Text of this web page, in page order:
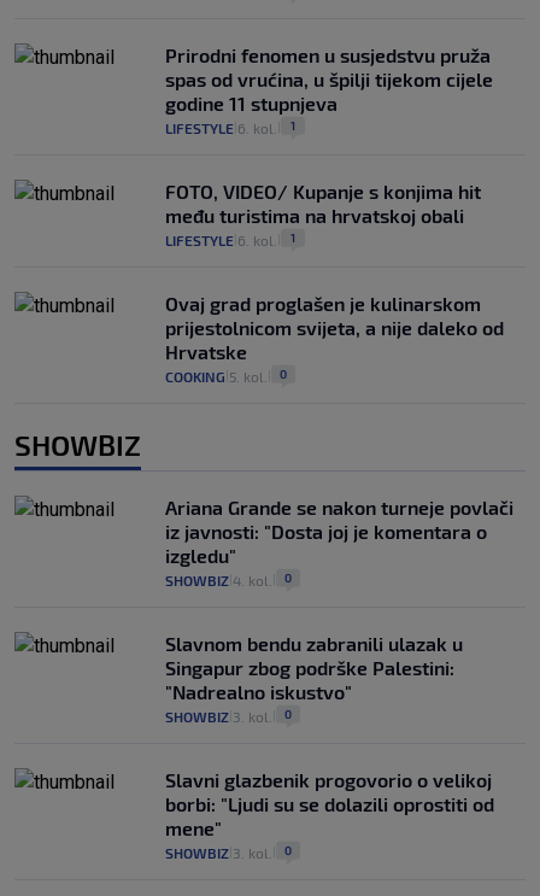
Prirodni fenomen u susjedstvu pruža
spas od vrućina, u špilji tijekom cijele
godine 11 stupnjeva
LIFESTYLE 6. kol. 1
FOTO, VIDEO/ Kupanje s konjima hit
među turistima na hrvatskoj obali
LIFESTYLE 6. kol. 1
Ovaj grad proglašen je kulinarskom
prijestolnicom svijeta, a nije daleko od
Hrvatske
COOKING 5. kol. 0
SHOWBIZ
Ariana Grande se nakon turneje povlači
iz javnosti: "Dosta joj je komentara o
izgledu"
SHOWBIZ 4. kol. 0
Slavnom bendu zabranili ulazak u
Singapur zbog podrške Palestini:
"Nadrealno iskustvo"
SHOWBIZ 3. kol. 0
Slavni glazbenik progovorio o velikoj
borbi: "Ljudi su se dolazili oprostiti od
mene"
SHOWBIZ 3. kol. 0